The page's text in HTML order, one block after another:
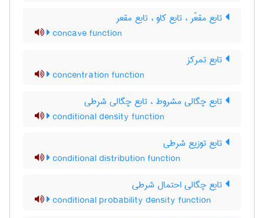
تابع مقعّر ، تابع کاو ، تابع مقعر
concave function
تابع تمرکز
concentration function
تابع چگالی مشروط ، تابع چگالی شرطی
conditional density function
تابع توزیع شرطی
conditional distribution function
تابع چگالی احتمال شرطی
conditional probability density function